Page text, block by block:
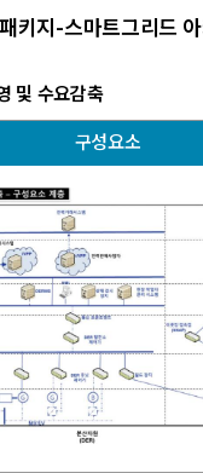
키지-스마트그리드
및 수요감축
구성요소